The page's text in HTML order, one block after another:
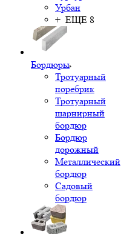
Урбан
+ ЕЩЕ 8
Бордюры
Тротуарный
поребрик
Тротуарный
шарнирный
бордюр
Бордюр
дорожный
Металлический
бордюр
Садовый
бордюр